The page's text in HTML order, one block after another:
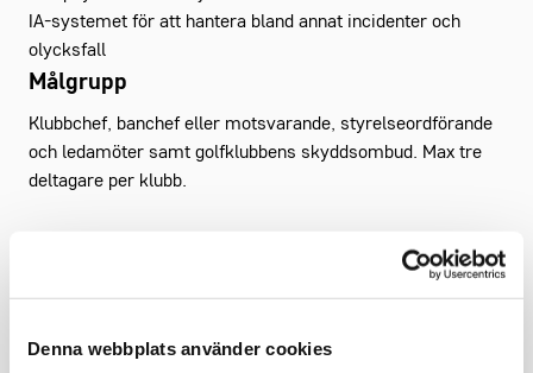
Denna webbplats använder cookies
IA-systemet för att hantera bland annat incidenter och
olycksfall
Målgrupp
Klubbchef, banchef eller motsvarande, styrelseordförande
och ledamöter samt golfklubbens skyddsombud. Max tre
deltagare per klubb.
för klubb som är medlem i
utbildningsmaterial, fika och lunch för max 3 deltagare.